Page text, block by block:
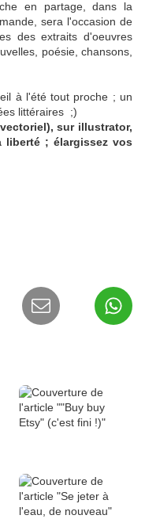
en partage, dans la
sera l'occasion de
des extraits d'oeuvres
poésie, chansons,
à l'été tout proche ; un
littéraires ;)
sur illustrator,
liberté ; élargissez vos